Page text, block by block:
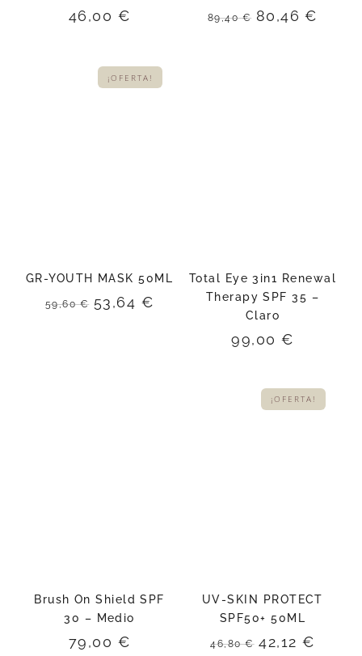
46,00 € 89,40€ El
80,46€
¡OFERTA!
GR-YOUTH MASK 50ML
59,60€ El
53,64 €El
Total Eye 3in1 Renewal
Therapy SPF 35 –
Claro
99,00€
Brush On Shield SPF
30 – Medio
79,00 €
¡OFERTA!
UV-SKIN PROTECT
SPF50+ 50ML
46,80€ El
42,12 €